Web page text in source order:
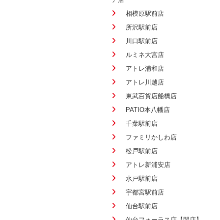
相模原駅前店
所沢駅前店
川口駅前店
ルミネ大宮店
アトレ浦和店
アトレ川越店
東武百貨店船橋店
PATIO本八幡店
千葉駅前店
ファミリかしわ店
松戸駅前店
アトレ新浦安店
水戸駅前店
宇都宮駅前店
仙台駅前店